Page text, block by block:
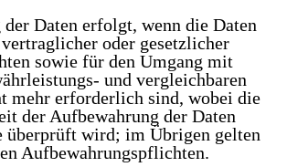
Daten erfolgt, wenn die Daten
oder gesetzlicher
sowie für den Umgang mit
und vergleichbaren
mehr erforderlich sind, wobei die
der Aufbewahrung der Daten
überprüft wird; im Übrigen gelten
Aufbewahrungspflichten.